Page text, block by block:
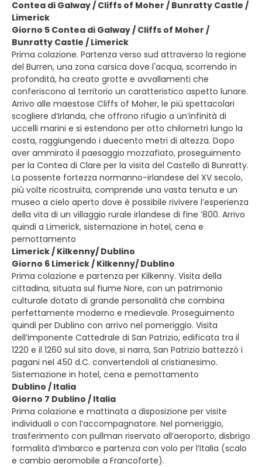
Contea di Galway / Cliffs of Moher / Bunratty Castle /
Limerick
Giorno 5 Contea di Galway / Cliffs of Moher /
Bunratty Castle / Limerick
Prima colazione. Partenza verso sud attraverso la regione
del Burren, una zona carsica dove l'acqua, scorrendo in
profondità, ha creato grotte e avvallamenti che
conferiscono al territorio un caratteristico aspetto lunare.
Arrivo alle maestose Cliffs of Moher, le più spettacolari
scogliere d’Irlanda, che offrono rifugio a un’infinità di
uccelli marini e si estendono per otto chilometri lungo la
costa, raggiungendo i duecento metri di altezza. Dopo
aver ammirato il paesaggio mozzafiato, proseguimento
per la Contea di Clare per la visita del Castello di Bunratty.
La possente fortezza normanno-irlandese del XV secolo,
più volte ricostruita, comprende una vasta tenuta e un
museo a cielo aperto dove è possibile rivivere l’esperienza
della vita di un villaggio rurale irlandese di fine ’800. Arrivo
quindi a Limerick, sistemazione in hotel, cena e
pernottamento
Limerick / Kilkenny/ Dublino
Giorno 6 Limerick / Kilkenny/ Dublino
Prima colazione e partenza per Kilkenny. Visita della
cittadina, situata sul fiume Nore, con un patrimonio
culturale dotato di grande personalità che combina
perfettamente moderno e medievale. Proseguimento
quindi per Dublino con arrivo nel pomeriggio. Visita
dell’imponente Cattedrale di San Patrizio, edificata tra il
1220 e il 1260 sul sito dove, si narra, San Patrizio battezzò i
pagani nel 450 d.C. convertendoli al cristianesimo.
Sistemazione in hotel, cena e pernottamento
Dublino / Italia
Giorno 7 Dublino / Italia
Prima colazione e mattinata a disposizione per visite
individuali o con l’accompagnatore. Nel pomeriggio,
trasferimento con pullman riservato all’aeroporto, disbrigo
formalità d’imbarco e partenza con volo per l’Italia (scalo
e cambio aeromobile a Francoforte).